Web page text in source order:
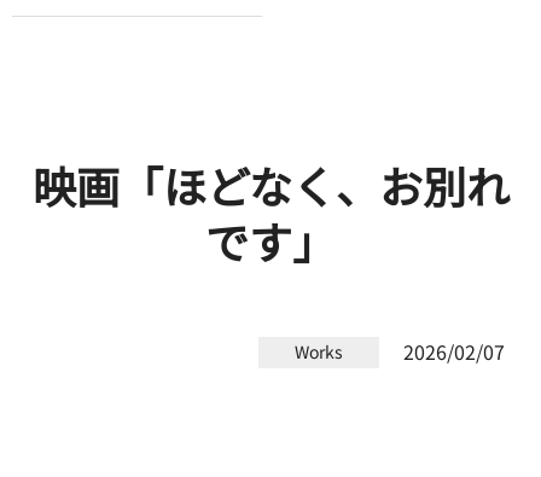
映画「ほどなく、お別れ
です」
Works 2026/02/07